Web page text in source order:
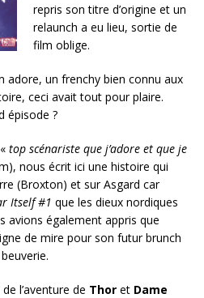
repris son titre d’origine et un
relaunch a eu lieu, sortie de
film oblige.
adore, un frenchy bien connu aux
ceci avait tout pour plaire.
épisode ?
top scénariste que j’adore et que je
nous écrit ici une histoire qui
(Broxton) et sur Asgard car
Itself #1 que les dieux nordiques
avions également appris que
de mire pour son futur brunch
l’aventure de Thor et Dame